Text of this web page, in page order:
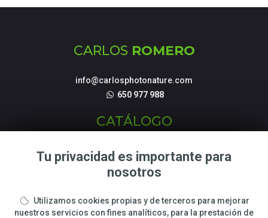
CARLOS ROMERO
info@carlosphotonature.com
650 977 988
CATÁLOGO
Fotografías de Naturaleza
Tienda Online
Talleres y cursos Fotográficos
LEGAL
Tu privacidad es importante para
nosotros
Utilizamos cookies propias y de terceros para mejorar
nuestros servicios con fines analíticos, para la prestación de